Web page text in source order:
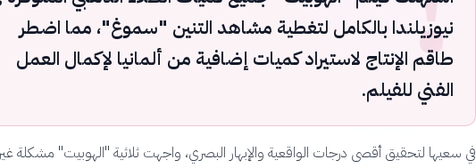
نيوزيلندا بالكامل لتغطية مشاهد التنين "سموغ"، مما اضطر
طاقم الإنتاج لاستيراد كميات إضافية من ألمانيا لإكمال العمل
الفني للفيلم.
في سعيها لتحقيق أقصى درجات الواقعية والإبهار البصري، واجهت ثلاثية "الهوبيت" مشكلة